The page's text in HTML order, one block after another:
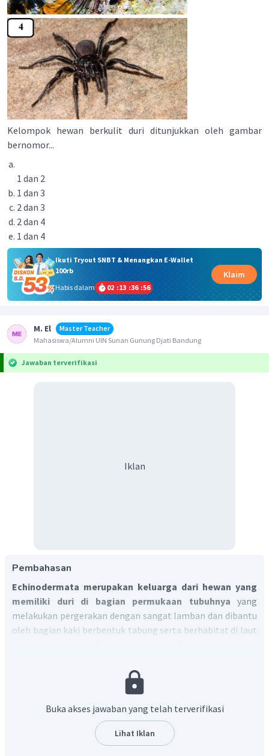
Kelompok hewan berkulit duri ditunjukkan oleh gambar
bernomor...
1 dan 2
1 dan 3
2 dan 3
2 dan 4
1 dan 4
Ikuti Tryout SNBT & Menangkan E-Wallet
100rb
Habis dalam
02 :13 :36 :56
Klaim
M. El
Master Teacher
Mahasiswa/Alumni UIN Sunan Gunung Djati Bandung
Jawaban terverifikasi
Iklan
Pembahasan
Echinodermata merupakan keluarga dari hewan yang
memiliki duri di bagian permukaan tubuhnya yang
melakukan pergerakan dengan sangat lamban dan dibantu
oleh bagian kaki berbentuk tabung serta berhabitat di laut
yang mempunyai arti bagian
bintang laut dan bulu babi.
Buka akses jawaban yang telah terverifikasi
Lihat Iklan